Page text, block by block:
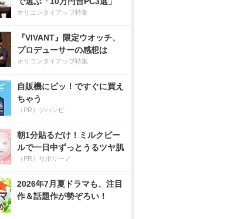
オリコンタイアップ特集
『VIVANT』限定ウオッチ、
プロデューサーの感想は
オリコンタイアップ特集
自販機にピッ！ですぐに買え
ちゃう
（PR）ジハンピ
朝1分貼るだけ！ミルクピー
ルで一日中ずっとうるツヤ肌
（PR）サボリーノ
2026年7月夏ドラマも、注目
作＆話題作が勢ぞろい！